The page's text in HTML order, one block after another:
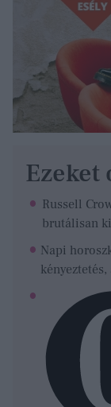
Ezeket
Russell
brutálisan
Napi